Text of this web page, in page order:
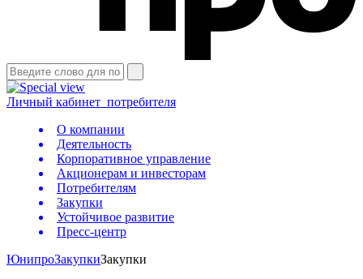
Личный кабинет потребителя
О компании
Деятельность
Корпоративное управление
Акционерам и инвесторам
Потребителям
Закупки
Устойчивое развитие
Пресс-центр
ЮнипроЗакупкиЗакупки